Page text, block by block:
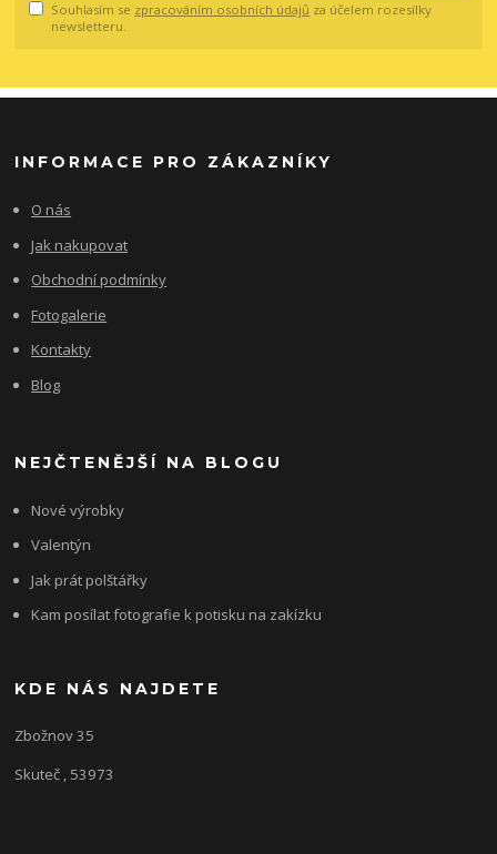
Souhlasím se zpracováním osobních údajů za účelem rozesílky
newsletteru.
INFORMACE PRO ZÁKAZNÍKY
O nás
Jak nakupovat
Obchodní podmínky
Fotogalerie
Kontakty
Blog
NEJČTENĚJŠÍ NA BLOGU
Nové výrobky
Valentýn
Jak prát polštářky
Kam posílat fotografie k potisku na zakízku
KDE NÁS NAJDETE
Zbožnov 35
Skuteč , 53973